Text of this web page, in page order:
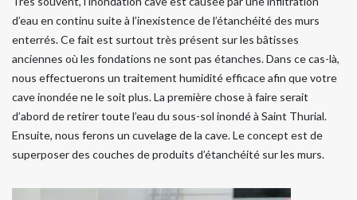
d’eau en continu suite à l’inexistence de l’étanchéité des murs
enterrés. Ce fait est surtout très présent sur les bâtisses
anciennes où les fondations ne sont pas étanches. Dans ce cas-là,
nous effectuerons un traitement humidité efficace afin que votre
cave inondée ne le soit plus. La première chose à faire serait
d’abord de retirer toute l’eau du sous-sol inondé à Saint Thurial.
Ensuite, nous ferons un cuvelage de la cave. Le concept est de
superposer des couches de produits d’étanchéité sur les murs.